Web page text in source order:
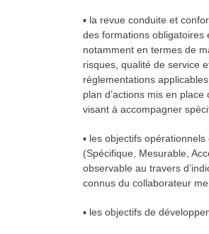
▪ la revue conduite et
des formations obligatoires
notamment en termes de
risques, qualité de service
réglementations
plan d’actions mis en
visant à accompagner
▪ les objectifs
(Spécifique, Mesurable,
observable au travers
connus du collaborateur
▪ les objectifs de